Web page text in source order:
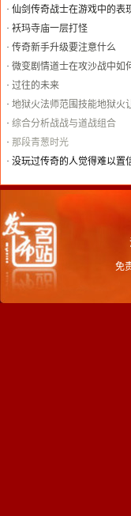
· 仙剑传奇战士在游戏中的表
· 袄玛寺庙一层打怪
· 传奇新手升级要注意什么
· 微变剧情道士在攻沙战中如
· 过往的未来
· 地狱火法师范围技能地狱火
· 综合分析战战与道战组合
· 那段青葱时光
· 没玩过传奇的人觉得难以置
免